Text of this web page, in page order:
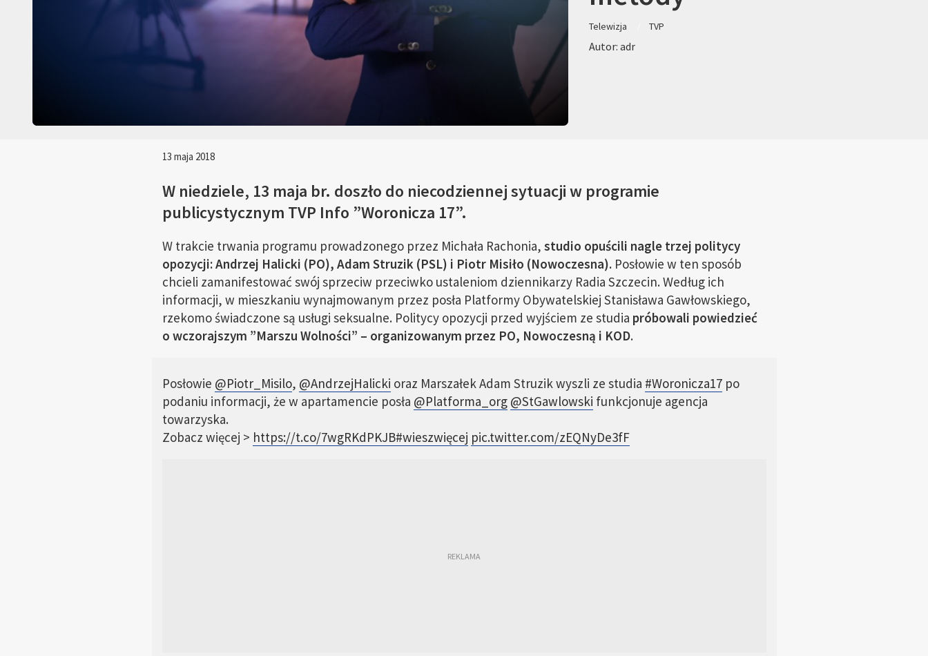
Telewizja TVP
Autor: adr
13 maja 2018
W niedziele, 13 maja br. doszło do niecodziennej sytuacji w programie
publicystycznym TVP Info ”Woronicza 17”.
W trakcie trwania programu prowadzonego przez Michała Rachonia, studio opuścili nagle trzej politycy
opozycji: Andrzej Halicki (PO), Adam Struzik (PSL) i Piotr Misiło (Nowoczesna).Posłowie w ten sposób
chcieli zamanifestować swój sprzeciw przeciwko ustaleniom dziennikarzy Radia Szczecin. Według ich
informacji, w mieszkaniu wynajmowanym przez posła Platformy Obywatelskiej Stanisława Gawłowskiego,
rzekomo świadczone są usługi seksualne. Politycy opozycji przed wyjściem ze studia próbowali powiedzieć
o wczorajszym ”Marszu Wolności” – organizowanym przez PO, Nowoczesną i KOD.
Posłowie @Piotr_Misilo, @AndrzejHalicki oraz Marszałek Adam Struzik wyszli ze studia #Woronicza17po
podaniu informacji, że w apartamencie posła @Platforma_org @StGawlowski funkcjonuje agencja
towarzyska.
Zobacz więcej > https://t.co/7wgRKdPKJB#wieszwięcej pic.twitter.com/zEQNyDe3fF